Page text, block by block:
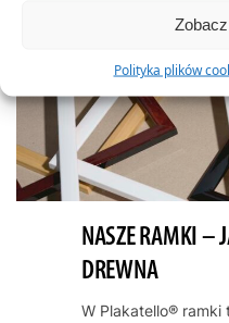
Polityka plików
NASZE RAMKI –
DREWNA
W Plakatello® ramki